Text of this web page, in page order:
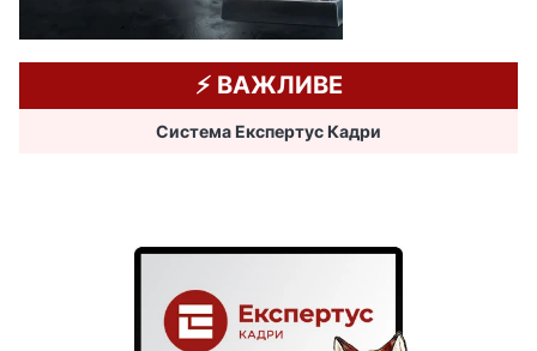
⚡️ ВАЖЛИВЕ
Система Експертус Кадри